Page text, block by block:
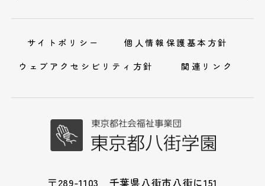
サイトポリシー
個人情報保護基本方針
ウェブアクセシビリティ方針
関連リンク
〒289-1103 千葉県八街市八街に151